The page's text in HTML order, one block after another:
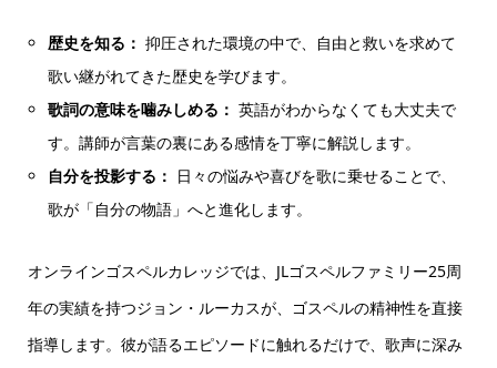
歴史を知る： 抑圧された環境の中で、自由と救いを求めて
歌い継がれてきた歴史を学びます。
歌詞の意味を噛みしめる： 英語がわからなくても大丈夫で
す。講師が言葉の裏にある感情を丁寧に解説します。
自分を投影する： 日々の悩みや喜びを歌に乗せることで、
歌が「自分の物語」へと進化します。
オンラインゴスペルカレッジでは、JLゴスペルファミリー25周
年の実績を持つジョン・ルーカスが、ゴスペルの精神性を直接
指導します。彼が語るエピソードに触れるだけで、歌声に深み